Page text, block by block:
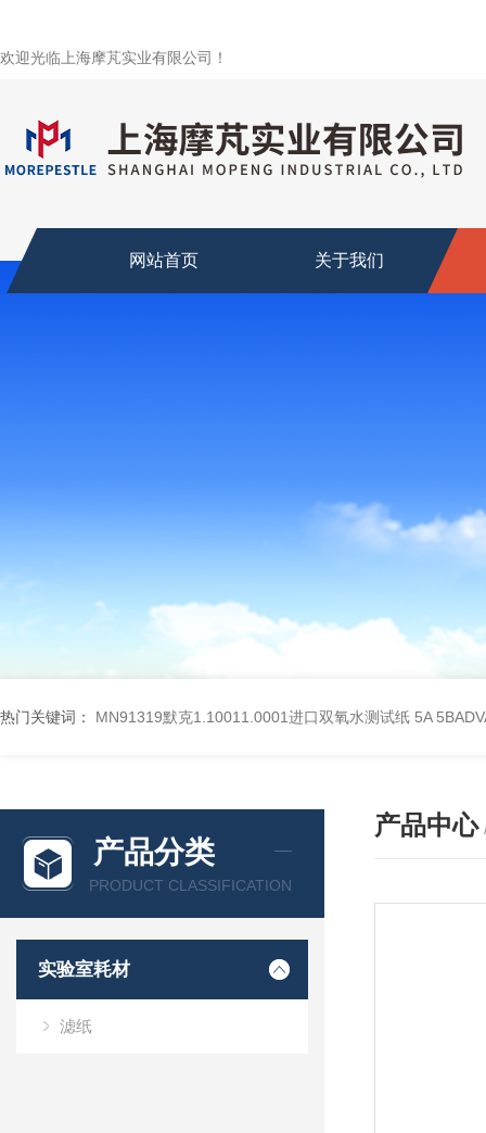
欢迎光临上海摩芃实业有限公司！
网站首页 关于我们
热门关键词： MN91319默克1.10011.0001进口双氧水测试纸 5A
产品分类
PRODUCT CLASSIFICATION
实验室耗材
滤纸
产品中心